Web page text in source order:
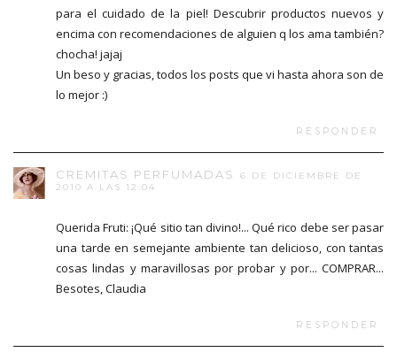
para el cuidado de la piel! Descubrir productos nuevos y
encima con recomendaciones de alguien q los ama también?
chocha! jajaj
Un beso y gracias, todos los posts que vi hasta ahora son de
lo mejor :)
RESPONDER
CREMITAS PERFUMADAS
6 DE DICIEMBRE DE
2010 A LAS 12:04
Querida Fruti: ¡Qué sitio tan divino!... Qué rico debe ser pasar
una tarde en semejante ambiente tan delicioso, con tantas
cosas lindas y maravillosas por probar y por... COMPRAR...
Besotes, Claudia
RESPONDER